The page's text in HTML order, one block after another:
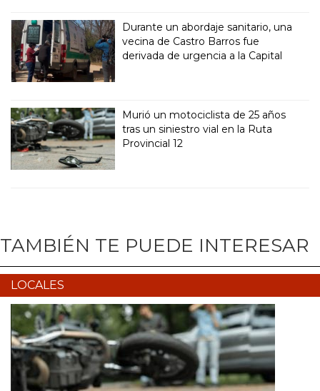
Durante un abordaje sanitario, una
vecina de Castro Barros fue
derivada de urgencia a la Capital
Murió un motociclista de 25 años
tras un siniestro vial en la Ruta
Provincial 12
TAMBIÉN TE PUEDE INTERESAR
LOCALES